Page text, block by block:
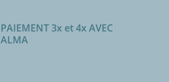
PAIEMENT 3x et 4x AVEC
ALMA